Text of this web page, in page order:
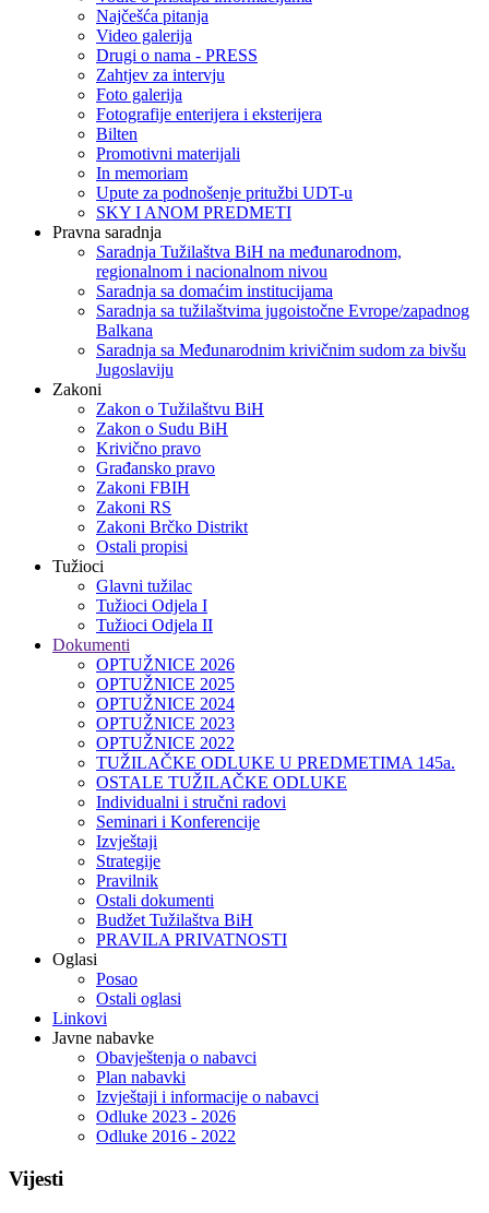
Najčešća pitanja
Video galerija
Drugi o nama - PRESS
Zahtjev za intervju
Foto galerija
Fotografije enterijera i eksterijera
Bilten
Promotivni materijali
In memoriam
Upute za podnošenje pritužbi UDT-u
SKY I ANOM PREDMETI
Pravna saradnja
Saradnja Tužilaštva BiH na međunarodnom,
regionalnom i nacionalnom nivou
Saradnja sa domaćim institucijama
Saradnja sa tužilaštvima jugoistočne Evrope/zapadnog
Balkana
Saradnja sa Međunarodnim krivičnim sudom za bivšu
Jugoslaviju
Zakoni
Zakon o Тužilaštvu BiH
Zakon o Sudu BiH
Krivično pravo
Građansko pravo
Zakoni FBIH
Zakoni RS
Zakoni Brčko Distrikt
Ostali propisi
Tužioci
Glavni tužilac
Tužioci Odjela I
Tužioci Odjela II
Dokumenti
OPTUŽNICE 2026
OPTUŽNICE 2025
OPTUŽNICE 2024
OPTUŽNICE 2023
OPTUŽNICE 2022
TUŽILAČKE ODLUKE U PREDMETIMA 145a.
OSTALE TUŽILAČKE ODLUKE
Individualni i stručni radovi
Seminari i Konferencije
Izvještaji
Strategije
Pravilnik
Ostali dokumenti
Budžet Tužilaštva BiH
PRAVILA PRIVATNOSTI
Oglasi
Posao
Ostali oglasi
Linkovi
Javne nabavke
Obavještenja o nabavci
Plan nabavki
Izvještaji i informacije o nabavci
Odluke 2023 - 2026
Odluke 2016 - 2022
Vijesti